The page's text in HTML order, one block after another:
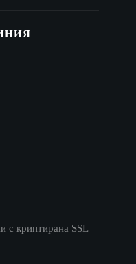
с криптирана SSL